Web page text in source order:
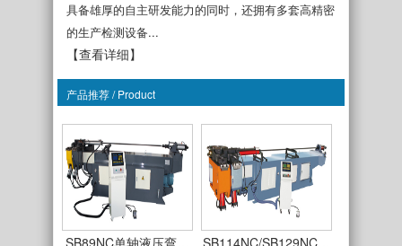
具备雄厚的自主研发能力的同时，还拥有多套高精密
的生产检测设备...
【查看详细】
产品推荐 / Product
SB63NC单轴液压弯… SB75NC单轴液压弯…
SB89NC单轴液压弯… SB114NC/SB129NC…